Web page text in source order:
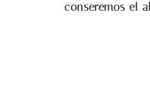
conseremos el